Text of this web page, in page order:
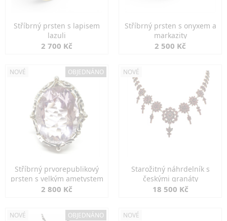
Stříbrný prsten s lapisem
lazuli
2 700 Kč
Stříbrný prsten s onyxem a
markazity
2 500 Kč
NOVÉ OBJEDNÁNO
Stříbrný prvorepublikový
prsten s velkým ametystem
2 800 Kč
NOVÉ
Starožitný náhrdelník s
českými granáty
18 500 Kč
NOVÉ OBJEDNÁNO NOVÉ